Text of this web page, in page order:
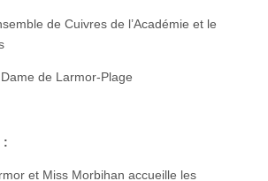
de Cuivres de l’Académie et le
de Larmor-Plage
:
et Miss Morbihan accueille les